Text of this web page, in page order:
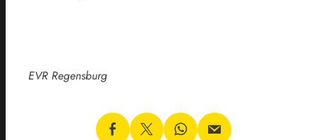
EVR Regensburg